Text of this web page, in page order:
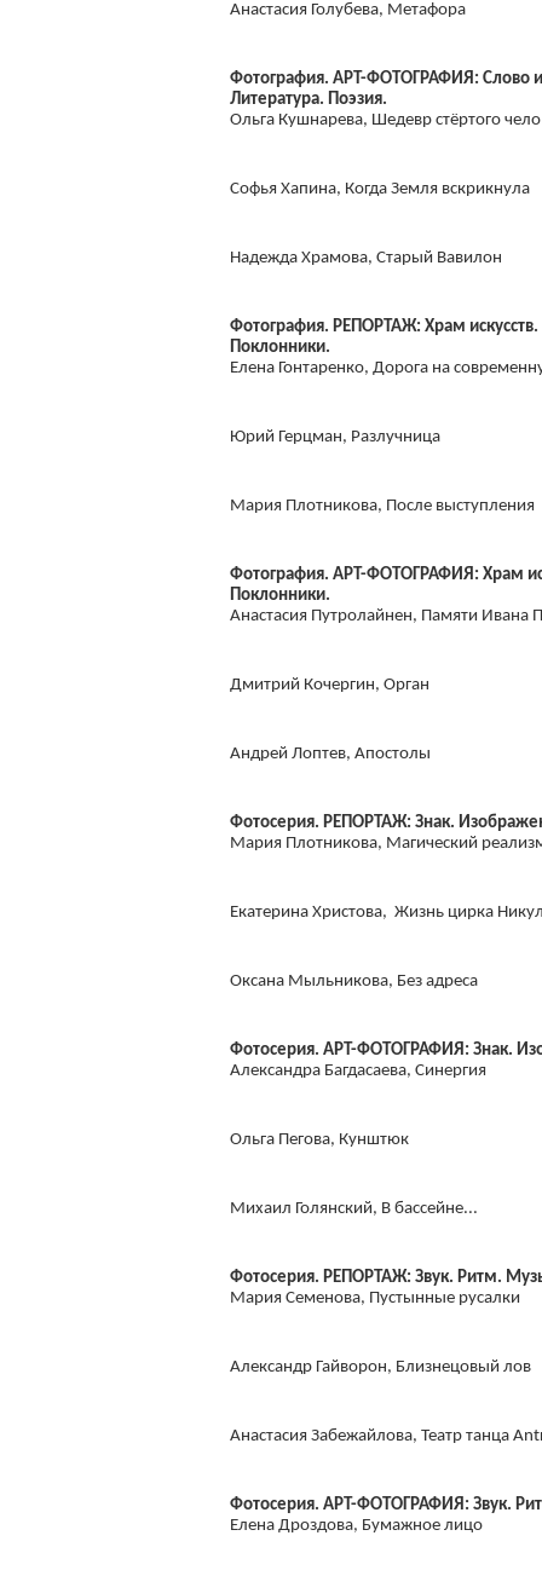
Анастасия Голубева, Метафора
Фотография. АРТ-ФОТОГРАФИЯ: Слово
Литература. Поэзия.
Ольга Кушнарева, Шедевр стёртого
Софья Хапина, Когда Земля вскрикнула
Надежда Храмова, Старый Вавилон
Фотография. РЕПОРТАЖ: Храм искусств.
Поклонники.
Елена Гонтаренко, Дорога на
Юрий Герцман, Разлучница
Мария Плотникова, После выступления
Фотография. АРТ-ФОТОГРАФИЯ: Храм
Поклонники.
Анастасия Путролайнен, Памяти Ивана
Дмитрий Кочергин, Орган
Андрей Лоптев, Апостолы
Фотосерия. РЕПОРТАЖ: Знак.
Мария Плотникова, Магический
Екатерина Христова, Жизнь цирка
Оксана Мыльникова, Без адреса
Фотосерия. АРТ-ФОТОГРАФИЯ: Знак.
Александра Багдасаева, Синергия
Ольга Пегова, Кунштюк
Михаил Голянский, В бассейне...
Фотосерия. РЕПОРТАЖ: Звук. Ритм.
Мария Семенова, Пустынные русалки
Александр Гайворон, Близнецовый лов
Анастасия Забежайлова, Театр танца
Фотосерия. АРТ-ФОТОГРАФИЯ: Звук.
Елена Дроздова, Бумажное лицо